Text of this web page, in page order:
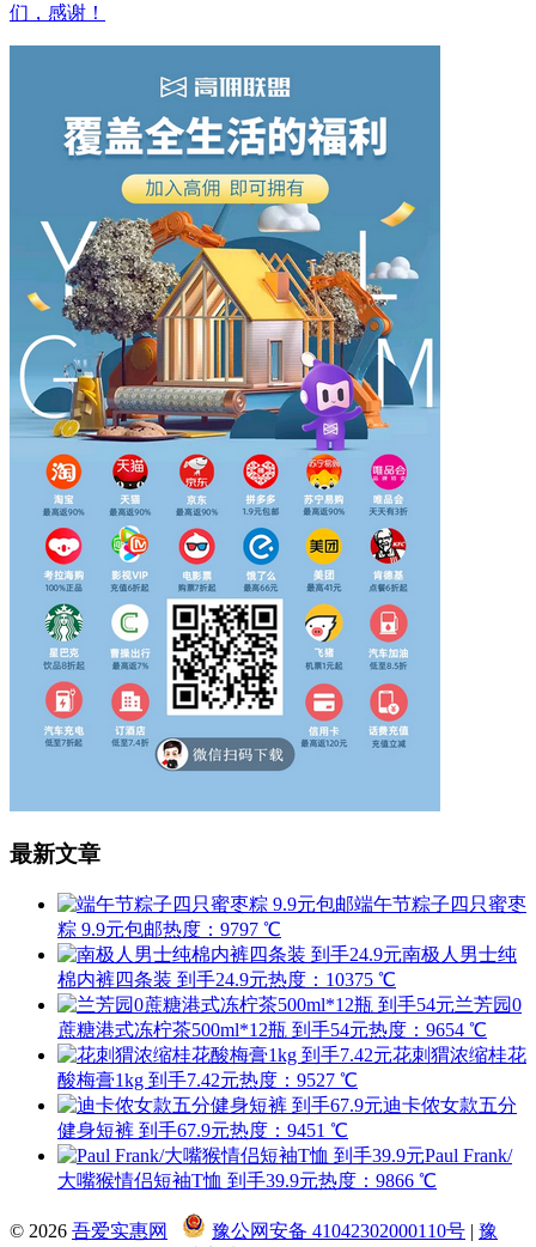
们，感谢！
最新文章
端午节粽子四只蜜枣
粽 9.9元包邮热度：9797 ℃
南极人男士纯
棉内裤四条装 到手24.9元热度：10375 ℃
兰芳园0
蔗糖港式冻柠茶500ml*12瓶 到手54元热度：9654 ℃
花刺猬浓缩桂花
酸梅膏1kg 到手7.42元热度：9527 ℃
迪卡侬女款五分
健身短裤 到手67.9元热度：9451 ℃
Paul Frank/
大嘴猴情侣短袖T恤 到手39.9元热度：9866 ℃
© 2026 吾爱实惠网 豫公网安备 41042302000110号 | 豫